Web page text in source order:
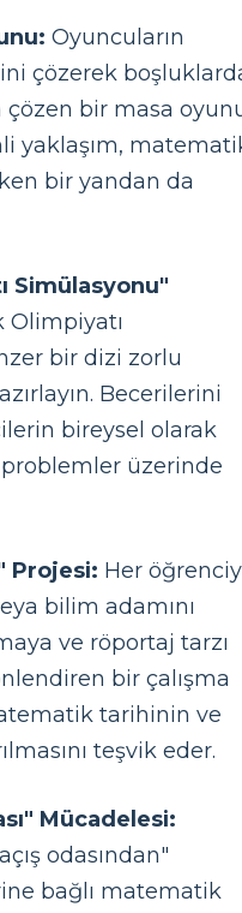
Oyuncuların
çözerek
bir masa
yaklaşım,
bir yandan da
Simülasyonu"
bir dizi zorlu
Becerilerini
bireysel olarak
üzerinde
Projesi: Her
bilim adamını
ve röportaj tarzı
bir çalışma
tarihinin ve
teşvik eder.
Mücadelesi:
odasından"
bağlı matematik